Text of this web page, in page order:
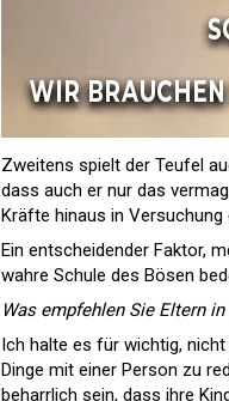
Zweitens spielt der Teufel
dass auch er nur das
Kräfte hinaus in Versuchung
Ein entscheidender Faktor,
wahre Schule des Bösen
Was empfehlen Sie Eltern
Ich halte es für wichtig,
Dinge mit einer Person zu
beharrlich sein, dass ihre